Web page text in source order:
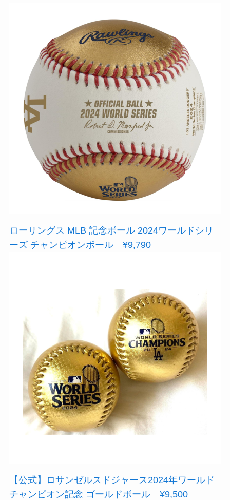
ローリングス MLB 記念ボール 2024ワールドシリ
ーズ チャンピオンボール ¥9,790
【公式】ロサンゼルスドジャース2024年ワールド
チャンピオン記念 ゴールドボール ¥9,500